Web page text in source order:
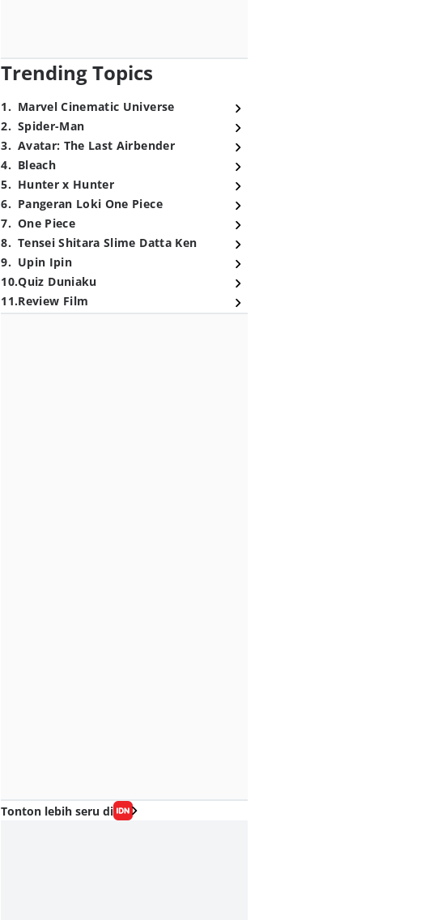
Trending Topics
1. Marvel Cinematic Universe
2. Spider-Man
3. Avatar: The Last Airbender
4. Bleach
5. Hunter x Hunter
6. Pangeran Loki One Piece
7. One Piece
8. Tensei Shitara Slime Datta Ken
9. Upin Ipin
10.Quiz Duniaku
11.Review Film
Tonton lebih seru di